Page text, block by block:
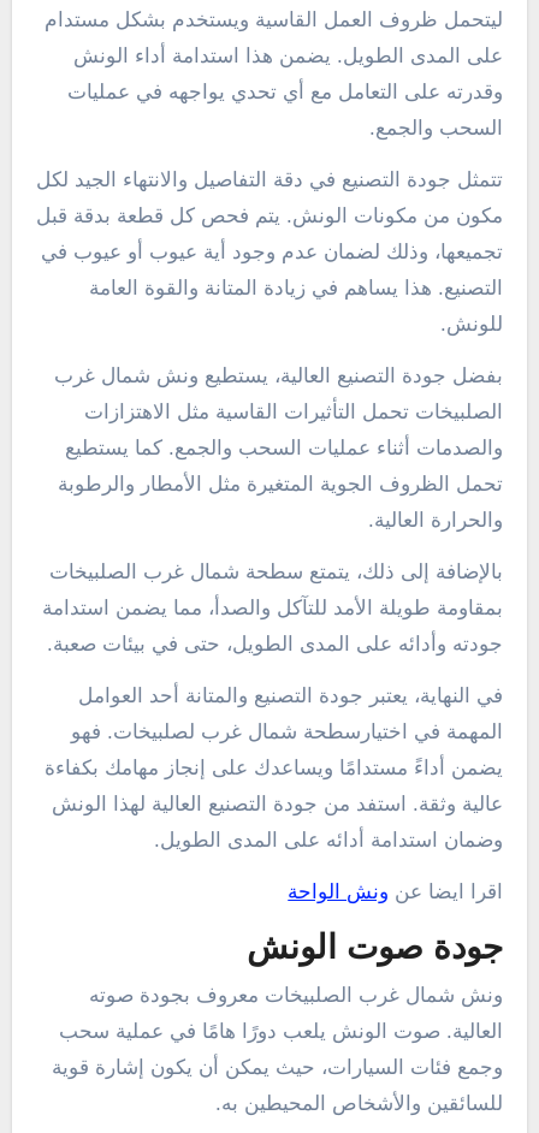
ليتحمل ظروف العمل القاسية ويستخدم بشكل مستدام
على المدى الطويل. يضمن هذا استدامة أداء الونش
وقدرته على التعامل مع أي تحدي يواجهه في عمليات
السحب والجمع.
تتمثل جودة التصنيع في دقة التفاصيل والانتهاء الجيد لكل
مكون من مكونات الونش. يتم فحص كل قطعة بدقة قبل
تجميعها، وذلك لضمان عدم وجود أية عيوب أو عيوب في
التصنيع. هذا يساهم في زيادة المتانة والقوة العامة
للونش.
بفضل جودة التصنيع العالية، يستطيع ونش شمال غرب
الصلبيخات تحمل التأثيرات القاسية مثل الاهتزازات
والصدمات أثناء عمليات السحب والجمع. كما يستطيع
تحمل الظروف الجوية المتغيرة مثل الأمطار والرطوبة
والحرارة العالية.
بالإضافة إلى ذلك، يتمتع سطحة شمال غرب الصلبيخات
بمقاومة طويلة الأمد للتآكل والصدأ، مما يضمن استدامة
جودته وأدائه على المدى الطويل، حتى في بيئات صعبة.
في النهاية، يعتبر جودة التصنيع والمتانة أحد العوامل
المهمة في اختيارسطحة شمال غرب لصلبيخات. فهو
يضمن أداءً مستدامًا ويساعدك على إنجاز مهامك بكفاءة
عالية وثقة. استفد من جودة التصنيع العالية لهذا الونش
وضمان استدامة أدائه على المدى الطويل.
اقرا ايضا عن ونش الواحة
جودة صوت الونش
ونش شمال غرب الصلبيخات معروف بجودة صوته
العالية. صوت الونش يلعب دورًا هامًا في عملية سحب
وجمع فئات السيارات، حيث يمكن أن يكون إشارة قوية
للسائقين والأشخاص المحيطين به.